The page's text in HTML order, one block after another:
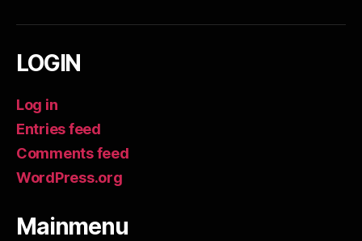
LOGIN
Log in
Entries feed
Comments feed
WordPress.org
Mainmenu